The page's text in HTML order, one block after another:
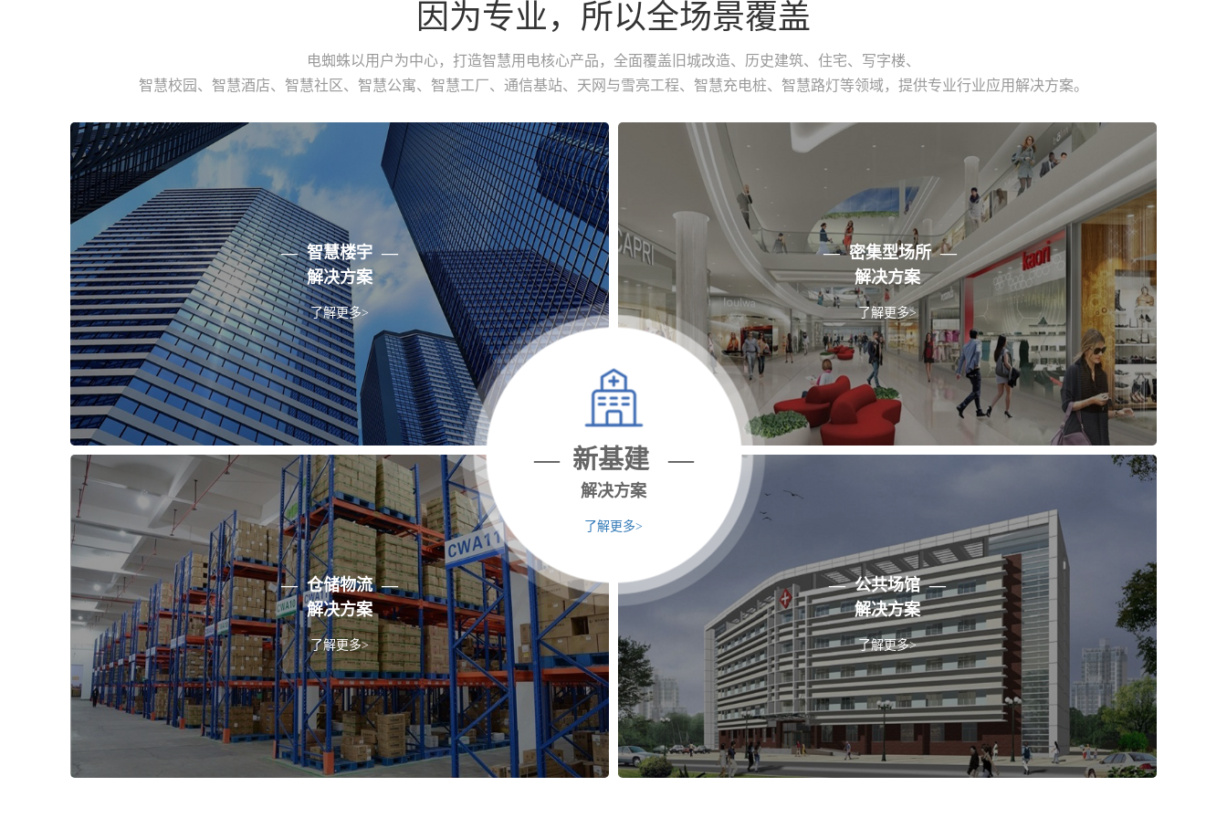
因为专业，所以全场景覆盖
电蜘蛛以用户为中心，打造智慧用电核心产品，全面覆盖旧城改造、历史建筑、住宅、写字楼、
智慧校园、智慧酒店、智慧社区、智慧公寓、智慧工厂、通信基站、天网与雪亮工程、智慧充电桩、智慧路灯等领域，提供专业行业应用解决方案。
— 新基建 —
解决方案
了解更多>
— 智慧楼宇 —
解决方案
了解更多>
— 密集型场所 —
解决方案
了解更多>
— 仓储物流 —
解决方案
了解更多>
— 公共场馆 —
解决方案
了解更多>